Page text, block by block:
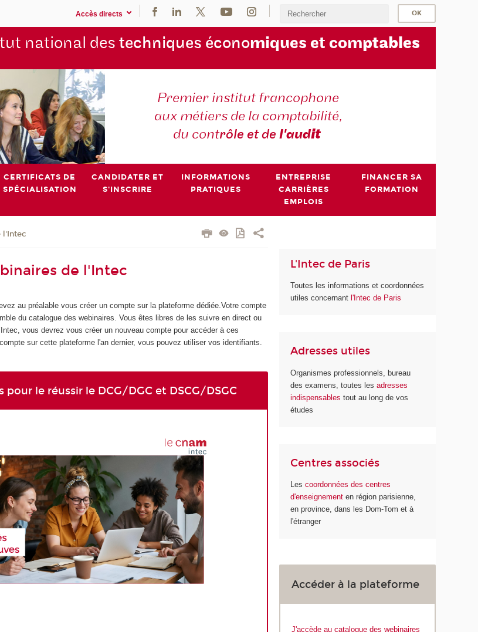
Accès directs
national des techniques économiques et comptables
Premier institut francophone
aux métiers de la comptabilité,
du contrôle et del'audit
CERTIFICATS DE
SPÉCIALISATION
CANDIDATER ET
S'INSCRIRE
INFORMATIONS
PRATIQUES
ENTREPRISE
CARRIÈRES
EMPLOIS
FINANCER SA
FORMATION
l'Intec
de l'Intec
au préalable vous créer un compte sur la plateforme dédiée.Votre compte
du catalogue des webinaires. Vous êtes libres de les suivre en direct ou
vous devrez vous créer un nouveau compte pour accéder à ces
sur cette plateforme l'an dernier, vous pouvez utiliser vos identifiants.
pour le réussir le DCG/DGC et DSCG/DSGC
L'Intec de Paris
Toutes les informations et coordonnées
utiles concernant l'Intec de Paris
Adresses utiles
Organismes professionnels, bureau
des examens, toutes lesadresses
indispensables tout au long de vos
études
Centres associés
Lescoordonnées des centres
d'enseignementen région parisienne,
en province, dans les Dom-Tom et à
l'étranger
Accéder à la plateforme
J'accède au catalogue des webinaires